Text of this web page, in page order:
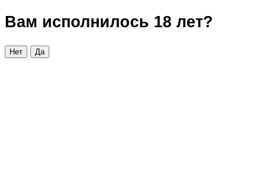
Вам исполнилось 18 лет?
Нет Да